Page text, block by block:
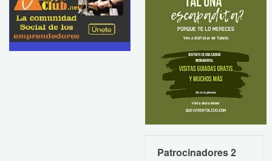
Patrocinadores 2